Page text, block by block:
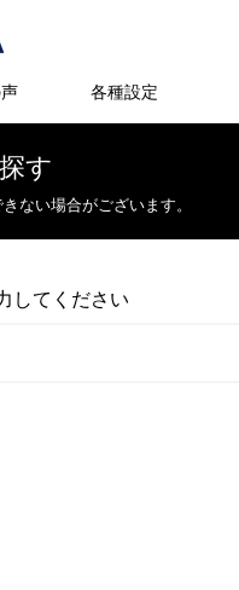
各種設定
す
ない場合がございます。
してください